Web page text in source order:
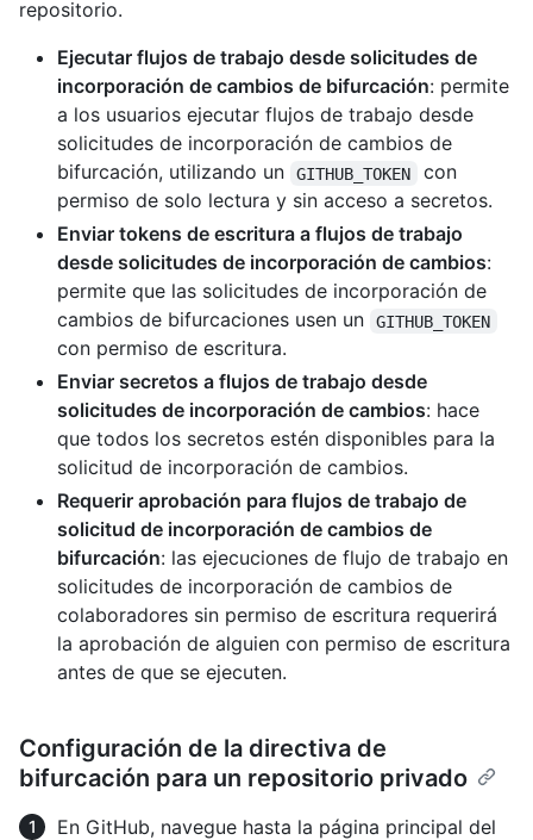
repositorio.
Ejecutar flujos de trabajo desde solicitudes de
incorporación de cambios de bifurcación: permite
a los usuarios ejecutar flujos de trabajo desde
solicitudes de incorporación de cambios de
bifurcación, utilizando un
GITHUB_TOKEN
con
permiso de solo lectura y sin acceso a secretos.
Enviar tokens de escritura a flujos de trabajo
desde solicitudes de incorporación de cambios:
permite que las solicitudes de incorporación de
cambios de bifurcaciones usen un
GITHUB_TOKEN
con permiso de escritura.
Enviar secretos a flujos de trabajo desde
solicitudes de incorporación de cambios: hace
que todos los secretos estén disponibles para la
solicitud de incorporación de cambios.
Requerir aprobación para flujos de trabajo de
solicitud de incorporación de cambios de
bifurcación: las ejecuciones de flujo de trabajo en
solicitudes de incorporación de cambios de
colaboradores sin permiso de escritura requerirá
la aprobación de alguien con permiso de escritura
antes de que se ejecuten.
Configuración de la directiva de
bifurcación para un repositorio privado
En GitHub, navegue hasta la página principal del